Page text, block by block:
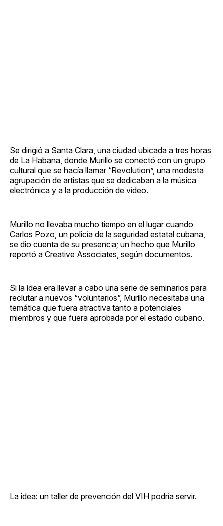
Se dirigió a Santa Clara, una ciudad ubicada a tres horas
de La Habana, donde Murillo se conectó con un grupo
cultural que se hacía llamar “Revolution”, una modesta
agrupación de artistas que se dedicaban a la música
electrónica y a la producción de vídeo.
Murillo no llevaba mucho tiempo en el lugar cuando
Carlos Pozo, un policía de la seguridad estatal cubana,
se dio cuenta de su presencia; un hecho que Murillo
reportó a Creative Associates, según documentos.
Si la idea era llevar a cabo una serie de seminarios para
reclutar a nuevos “voluntarios”, Murillo necesitaba una
temática que fuera atractiva tanto a potenciales
miembros y que fuera aprobada por el estado cubano.
La idea: un taller de prevención del VIH podría servir.